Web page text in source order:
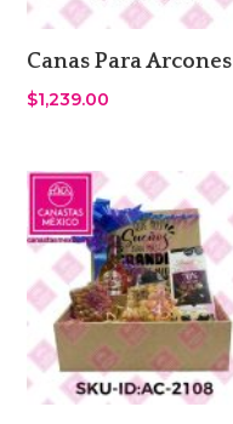
Canas Para Arcones
$1,239.00